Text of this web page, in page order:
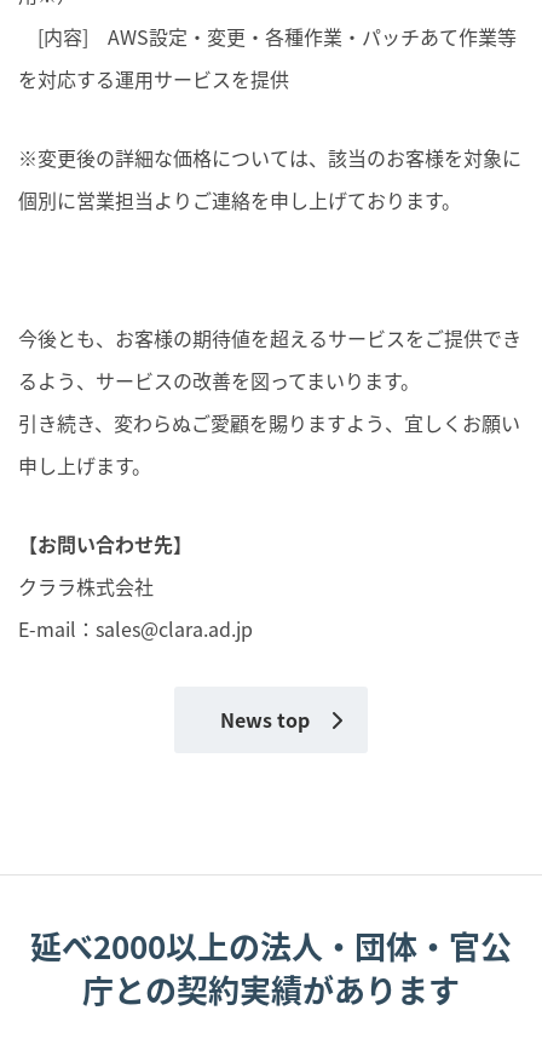
[内容] AWS設定・変更・各種作業・パッチあて作業等
を対応する運用サービスを提供
※変更後の詳細な価格については、該当のお客様を対象に
個別に営業担当よりご連絡を申し上げております。
今後とも、お客様の期待値を超えるサービスをご提供でき
るよう、サービスの改善を図ってまいります。
引き続き、変わらぬご愛顧を賜りますよう、宜しくお願い
申し上げます。
【お問い合わせ先】
クララ株式会社
E-mail： sales@clara.ad.jp
News top
延べ2000以上の法人・団体・官公
庁との契約実績があります